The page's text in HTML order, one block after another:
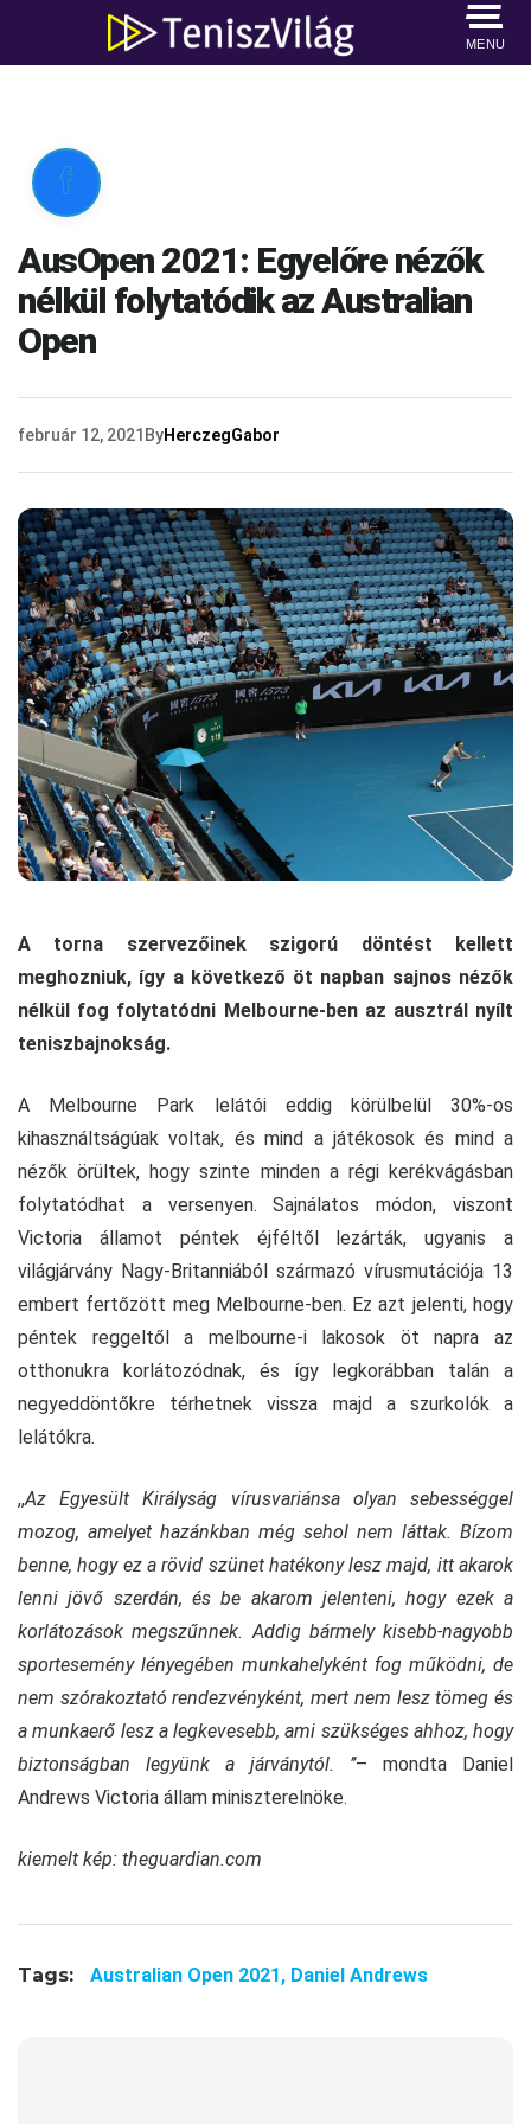
MENU

AusOpen 2021: Egyelőre nézők
nélkül folytatódik az Australian
Open
február 12, 2021 ByHerczegGabor
A torna szervezőinek szigorú döntést kellett
meghozniuk, így a következő öt napban sajnos nézők
nélkül fog folytatódni Melbourne-ben az ausztrál nyílt
teniszbajnokság.
A Melbourne Park lelátói eddig körülbelül 30%-os
kihasználtságúak voltak, és mind a játékosok és mind a
nézők örültek, hogy szinte minden a régi kerékvágásban
folytatódhat a versenyen. Sajnálatos módon, viszont
Victoria államot péntek éjféltől lezárták, ugyanis a
világjárvány Nagy-Britanniából származó vírusmutációja 13
embert fertőzött meg Melbourne-ben. Ez azt jelenti, hogy
péntek reggeltől a melbourne-i lakosok öt napra az
otthonukra korlátozódnak, és így legkorábban talán a
negyeddöntőkre térhetnek vissza majd a szurkolók a
lelátókra.
,,Az Egyesült Királyság vírusvariánsa olyan sebességgel
mozog, amelyet hazánkban még sehol nem láttak. Bízom
benne, hogy ez a rövid szünet hatékony lesz majd, itt akarok
lenni jövő szerdán, és be akarom jelenteni, hogy ezek a
korlátozások megszűnnek. Addig bármely kisebb-nagyobb
sportesemény lényegében munkahelyként fog működni, de
nem szórakoztató rendezvényként, mert nem lesz tömeg és
a munkaerő lesz a legkevesebb, ami szükséges ahhoz, hogy
biztonságban legyünk a járványtól. ’’– mondta Daniel
Andrews Victoria állam miniszterelnöke.
kiemelt kép: theguardian.com
Tags: Australian Open 2021, Daniel Andrews